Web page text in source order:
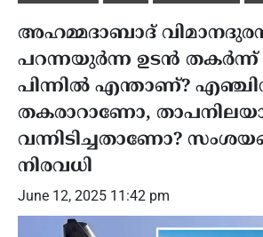
അഹമ്മദാബാദ്
പറന്നയുർന്ന ഉടൻ
പിന്നിൽ എന്താണ്?
തകരാറാണോ,
വന്നിടിച്ചതാണോ?
നിരവധി
June 12, 2025 11:42 pm